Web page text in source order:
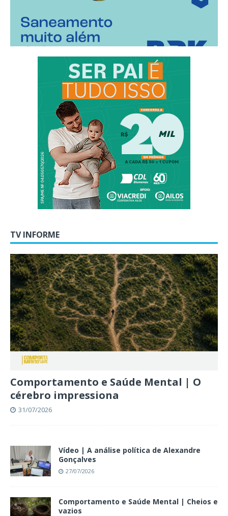
TV INFORME
Comportamento e Saúde Mental | O
cérebro impressiona
31/07/2026
Vídeo | A análise política de Alexandre
Gonçalves
27/07/2026
Comportamento e Saúde Mental | Cheios e
vazios